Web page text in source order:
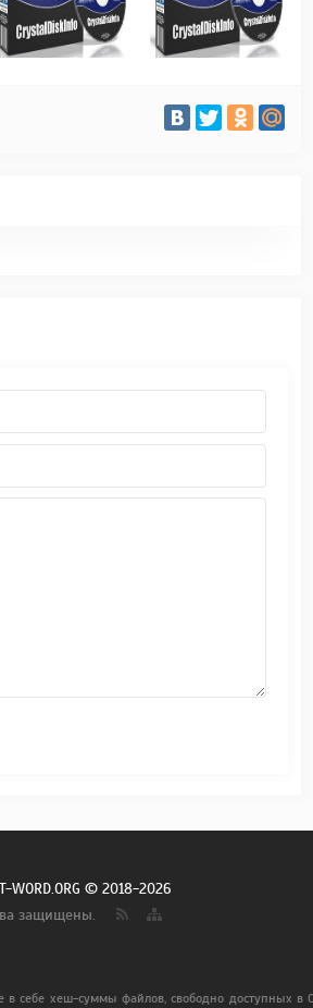
WORD.ORG © 2018-2026
защищены.
себе хеш-суммы файлов, свободно доступных в